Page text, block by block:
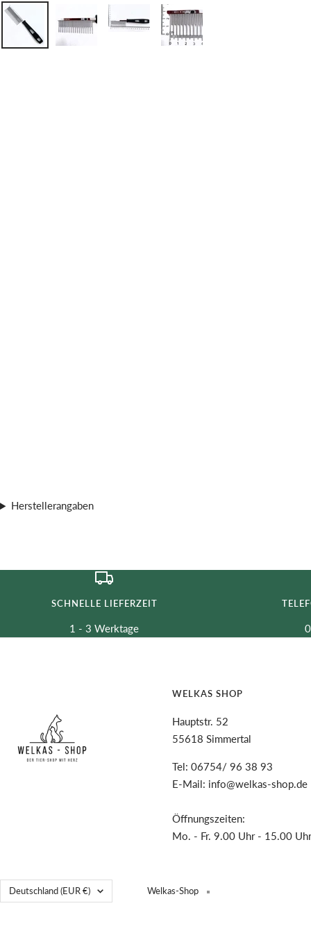
Herstellerangaben
SCHNELLE LIEFERZEIT
1 - 3 Werktage
WELKAS SHOP
Hauptstr. 52
55618 Simmertal
Tel: 06754/ 96 38 93
E-Mail: info@welkas-shop.de
Öffnungszeiten:
Mo. - Fr. 9.00 Uhr - 15.00
Land/Region
Deutschland (EUR €) Welkas-Shop